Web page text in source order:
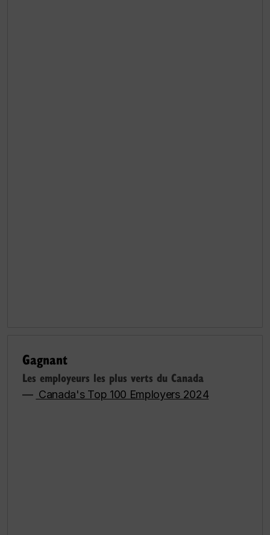
Gagnant
Les employeurs les plus verts du Canada
— Canada's Top 100 Employers 2024